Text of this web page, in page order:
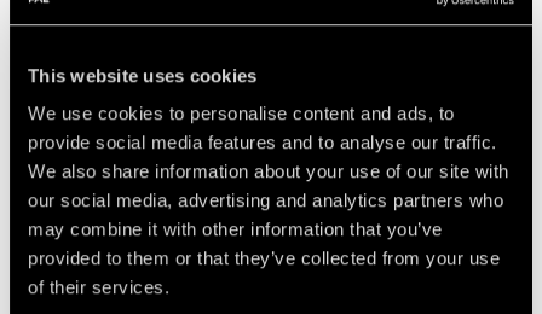
This website uses cookies
We use cookies to personalise content and ads, to
provide social media features and to analyse our traffic.
We also share information about your use of our site with
our social media, advertising and analytics partners who
may combine it with other information that you’ve
provided to them or that they’ve collected from your use
of their services.
LaSTABI/Hest la stabilisatrice FAE pour les
travailler jusqu'à 56 cm de profondeur, elle peut être
associée aux tracteurs de 300 à 500 CH. Ce modèle
est conçu pour rendre le sol adapté à la construction
de routes, autoroutes, voies ferrées, zones de
stationnement, terrains de sport, zones
commerciales, installations industrielles et autres
travaux d'infrastructure. La chambre à géométrie
variable exclusive permet de pénétrer le sol avec le